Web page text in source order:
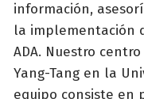
información,
la implementación
ADA. Nuestro
Yang-Tang en la
equipo consiste en